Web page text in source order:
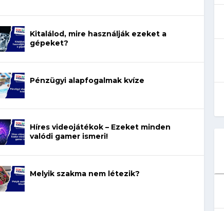
Kitalálod, mire használják ezeket a
gépeket?
Pénzügyi alapfogalmak kvíze
Híres videojátékok – Ezeket minden
valódi gamer ismeri!
Melyik szakma nem létezik?